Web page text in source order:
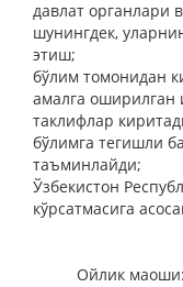
давлат органлари
шунингдек,
этиш;
бўлим томонидан
амалга оширилган
таклифлар
бўлимга тегишли
таъминлайди;
Ўзбекистон
кўрсатмасига
Ойлик маоши: 3